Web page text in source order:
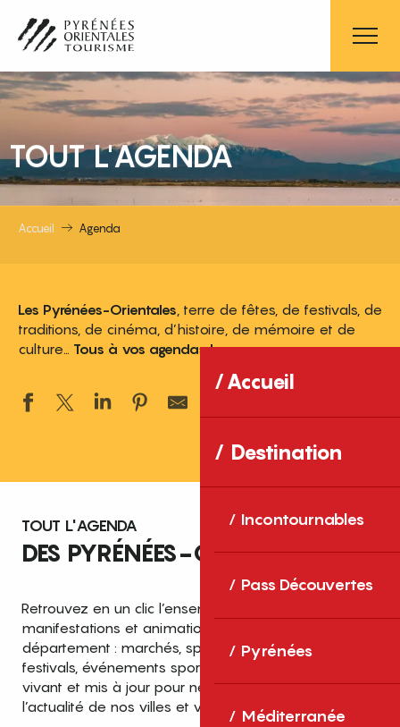
contenu
principal
Accueil
Destination
Incontournables
Pass Découvertes
Pyrénées
Méditerranée
TOUT L'AGENDA
Accueil Agenda
Les Pyrénées-Orientales , terre de fêtes, de festivals, de
traditions, de cinéma, d’histoire, de mémoire et de
culture… Tous à vos agendas !
TOUT L'AGENDA
DES PYRÉNÉES-ORIENTALES
Retrouvez en un clic l’ensemble des fêtes,
manifestations et animations recensées dans le
département : marchés, spectacles, expositions,
festivals, événements sportifs et culturels… un agenda
vivant et mis à jour pour ne rien manquer de
l’actualité de nos villes et villages.